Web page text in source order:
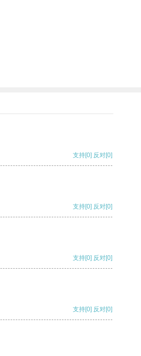
支持[0] 反对[0]
支持[0] 反对[0]
支持[0] 反对[0]
支持[0] 反对[0]